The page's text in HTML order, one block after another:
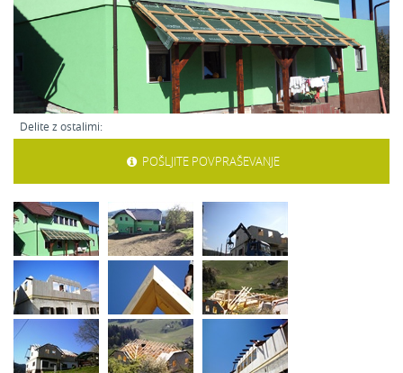
Delite z ostalimi:
POŠLJITE POVPRAŠEVANJE